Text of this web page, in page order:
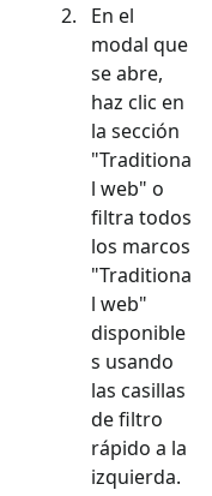
En el
modal que
se abre,
haz clic en
la sección
"Traditiona
l web" o
filtra todos
los marcos
"Traditiona
l web"
disponible
s usando
las casillas
de filtro
rápido a la
izquierda.